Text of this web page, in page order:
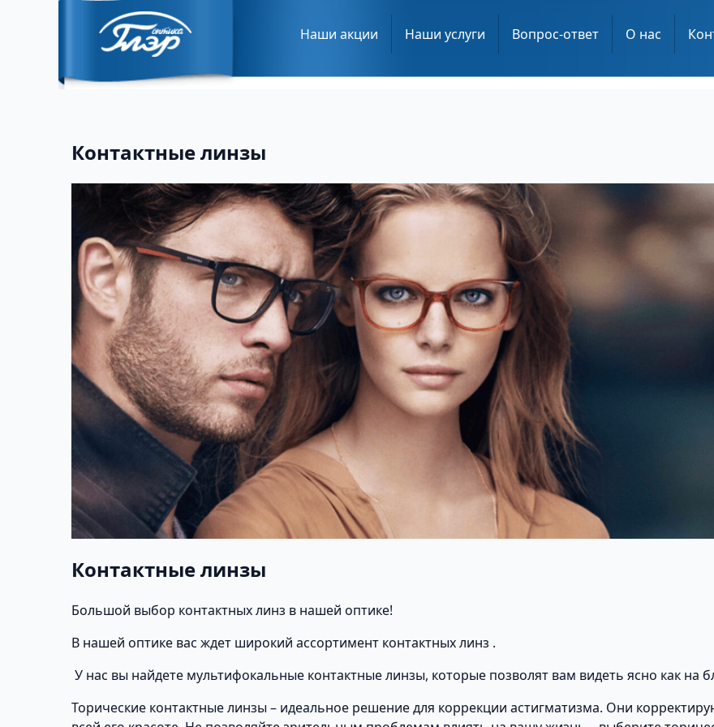
Наши акции Наши услуги Вопрос-ответ О нас
Контактные линзы
Контактные линзы
Большой выбор контактных линз в нашей оптике!
В нашей оптике вас ждет широкий ассортимент контактных линз .
У нас вы найдете мультифокальные контактные линзы, которые позволят вам видеть ясно как на
Торические контактные линзы – идеальное решение для коррекции астигматизма. Они